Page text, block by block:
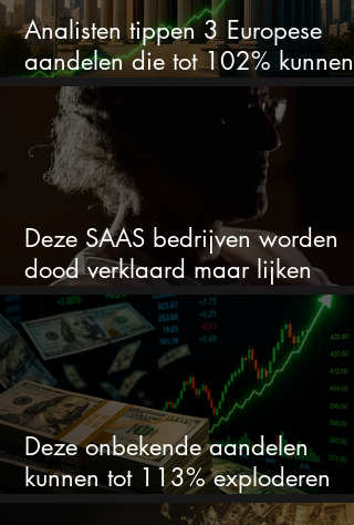
Analisten tippen 3 Europese
aandelen die tot 102% kunnen
stijgen
Deze SAAS bedrijven worden
dood verklaard maar lijken
springlevend
Deze onbekende aandelen
kunnen tot 113% exploderen
(één springt eruit)